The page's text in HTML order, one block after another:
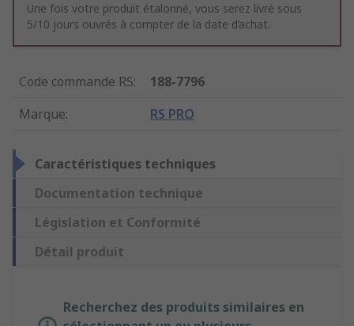
Une fois votre produit étalonné, vous serez livré sous
5/10 jours ouvrés à compter de la date d’achat.
Code commande RS:
188-7796
Marque: RS PRO
Caractéristiques techniques
Documentation technique
Législation et Conformité
Détail produit
Recherchez des produits similaires en